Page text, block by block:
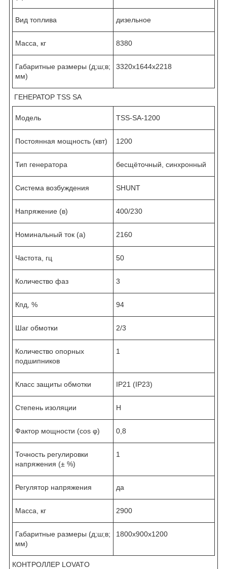
Вид топлива дизельное
Масса, кг 8380
Габаритные размеры (д;ш;в;
мм)
3320x1644x2218
ГЕНЕРАТОР TSS SA
Модель TSS-SA-1200
Постоянная мощность (квт) 1200
Тип генератора бесщёточный, синхронный
Система возбуждения SHUNT
Напряжение (в) 400/230
Номинальный ток (а) 2160
Частота, гц 50
Количество фаз 3
Кпд, % 94
Шаг обмотки 2/3
Количество опорных
подшипников
1
Класс защиты обмотки IP21 (IP23)
Степень изоляции Н
Фактор мощности (cos φ) 0,8
Точность регулировки
напряжения (± %)
1
Регулятор напряжения да
Масса, кг 2900
Габаритные размеры (д;ш;в;
мм)
1800x900x1200
КОНТРОЛЛЕР LOVATO